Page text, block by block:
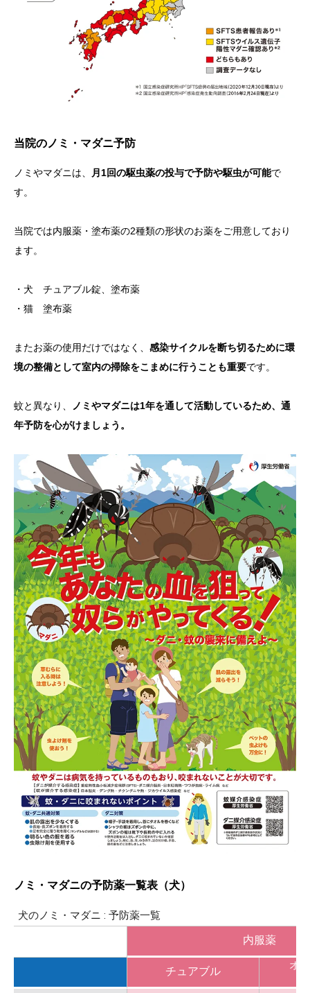
当院のノミ・マダニ予防
ノミやマダニは、 月1回の駆虫薬の投与で予防や駆虫が可能で
す。
当院では内服薬・塗布薬の2種類の形状のお薬をご用意しており
ます。
・犬 チュアブル錠、塗布薬
・猫 塗布薬
またお薬の使用だけではなく、 感染サイクルを断ち切るために環
境の整備として室内の掃除をこまめに行うことも重要です。
蚊と異なり、
ノミやマダニは1年を通して活動しているため、通
年予防を心がけましょう。
ノミ・マダニの予防薬一覧表（犬）